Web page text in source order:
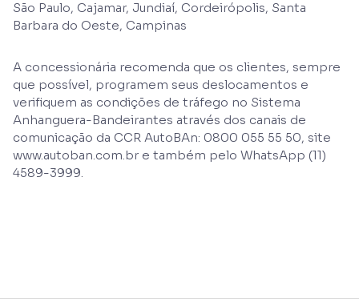
São Paulo, Cajamar, Jundiaí, Cordeirópolis, Santa
Barbara do Oeste, Campinas
A concessionária recomenda que os clientes, sempre
que possível, programem seus deslocamentos e
verifiquem as condições de tráfego no Sistema
Anhanguera-Bandeirantes através dos canais de
comunicação da CCR AutoBAn: 0800 055 55 50, site
www.autoban.com.br e também pelo WhatsApp (11)
4589-3999.